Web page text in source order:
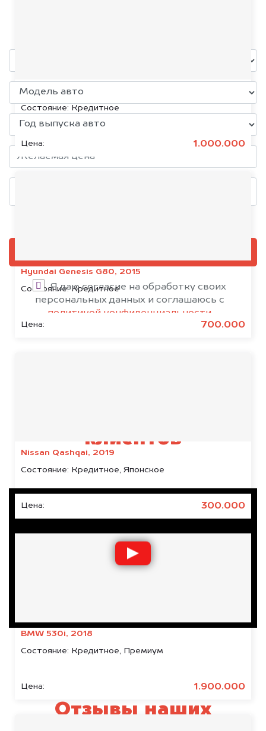
KIA K5, 2020
Состояние: Кредитное
Цена: 1.000.000
Hyundai Genesis G80, 2015
Состояние:Кредитное
Цена: 700.000
Nissan Qashqai, 2019
Состояние: Кредитное, Японское
Цена: 300.000
BMW 530i, 2018
Состояние: Кредитное, Премиум
Цена: 1.900.000
Я даю согласие на обработку своих
персональных данных и соглашаюсь с
политикой конфиденциальности
клиентов
Отзывы наших